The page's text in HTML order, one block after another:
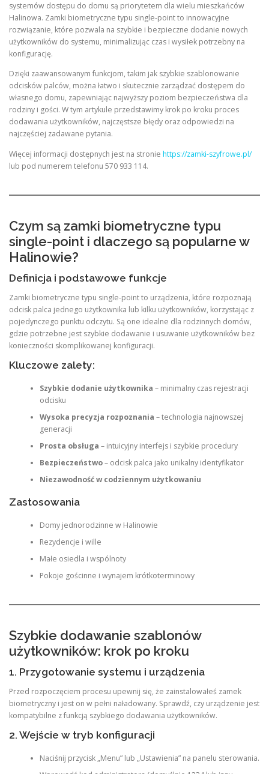
systemów dostępu do domu są priorytetem dla wielu mieszkańców
Halinowa. Zamki biometryczne typu single-point to innowacyjne
rozwiązanie, które pozwala na szybkie i bezpieczne dodanie nowych
użytkowników do systemu, minimalizując czas i wysiłek potrzebny na
konfigurację.
Dzięki zaawansowanym funkcjom, takim jak szybkie szablonowanie
odcisków palców, można łatwo i skutecznie zarządzać dostępem do
własnego domu, zapewniając najwyższy poziom bezpieczeństwa dla
rodziny i gości. W tym artykule przedstawimy krok po kroku proces
dodawania użytkowników, najczęstsze błędy oraz odpowiedzi na
najczęściej zadawane pytania.
Więcej informacji dostępnych jest na stronie https://zamki-szyfrowe.pl/
lub pod numerem telefonu 570 933 114.
Czym są zamki biometryczne typu
single-point i dlaczego są popularne w
Halinowie?
Definicja i podstawowe funkcje
Zamki biometryczne typu single-point to urządzenia, które rozpoznają
odcisk palca jednego użytkownika lub kilku użytkowników, korzystając z
pojedynczego punktu odczytu. Są one idealne dla rodzinnych domów,
gdzie potrzebne jest szybkie dodawanie i usuwanie użytkowników bez
konieczności skomplikowanej konfiguracji.
Kluczowe zalety:
Szybkie dodanie użytkownika – minimalny czas rejestracji
odcisku
Wysoka precyzja rozpoznania – technologia najnowszej
generacji
Prosta obsługa – intuicyjny interfejs i szybkie procedury
Bezpieczeństwo– odcisk palca jako unikalny identyfikator
Niezawodność w codziennym użytkowaniu
Zastosowania
Domy jednorodzinne w Halinowie
Rezydencje i wille
Małe osiedla i wspólnoty
Pokoje gościnne i wynajem krótkoterminowy
Szybkie dodawanie szablonów
użytkowników: krok po kroku
1. Przygotowanie systemu i urządzenia
Przed rozpoczęciem procesu upewnij się, że zainstalowałeś zamek
biometryczny i jest on w pełni naładowany. Sprawdź, czy urządzenie jest
kompatybilne z funkcją szybkiego dodawania użytkowników.
2. Wejście w tryb konfiguracji
Naciśnij przycisk „Menu” lub „Ustawienia” na panelu sterowania.